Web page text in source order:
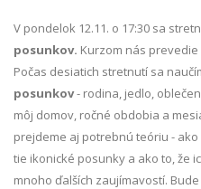
V pondelok 12.11. o 17:30 sa
posunkov. Kurzom nás prevedie
Počas desiatich stretnutí sa
posunkov- rodina, jedlo,
môj domov, ročné obdobia a
prejdeme aj potrebnú teóriu -
tie ikonické posunky a ako to, že
mnoho ďalších zaujímavostí.